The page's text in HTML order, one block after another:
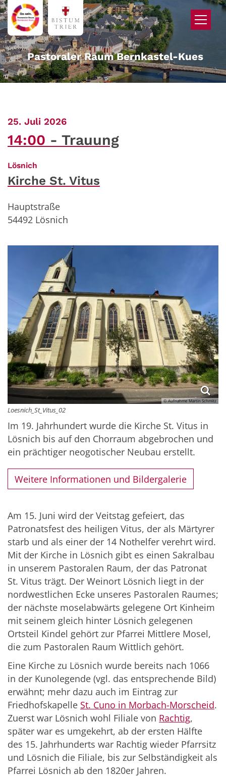
Zum Inhalt springen
Pastoraler Raum Bernkastel-Kues
25. Juli 2026:
14:00 Trauung
Lösnich
Kirche St. Vitus
Hauptstraße
54492 Lösnich
© Aufnahme Martin Schmitz
Loesnich_St_Vitus_02
Im 19. Jahrhundert wurde die Kirche St. Vitus in
Lösnich bis auf den Chorraum abgebrochen und
ein prächtiger neogotischer Neubau erstellt.
Weitere Informationen und Bildergalerie
Am 15. Juni wird der Veitstag gefeiert, das
Patronatsfest des heiligen Vitus, der als Märtyrer
starb und als einer der 14 Nothelfer verehrt wird.
Mit der Kirche in Lösnich gibt es einen Sakralbau
in unserem Pastoralen Raum, der das Patronat
St. Vitus trägt. Der Weinort Lösnich liegt in der
nordwestlichen Ecke unseres Pastoralen Raumes;
der nächste moselabwärts gelegene Ort Kinheim
mit seinem gleich hinter Lösnich gelegenen
Ortsteil Kindel gehört zur Pfarrei Mittlere Mosel,
die zum Pastoralen Raum Wittlich gehört.
Eine Kirche zu Lösnich wurde bereits nach 1066
in der Kunolegende (vgl. das entsprechende Bild)
erwähnt; mehr dazu auch im Eintrag zur
Friedhofskapelle St. Cuno in Morbach-Morscheid.
Zuerst war Lösnich wohl Filiale von Rachtig,
später war es umgekehrt, ab der ersten Hälfte
des 15. Jahrhunderts war Rachtig wieder Pfarrsitz
und Lösnich die Filiale, bis zur Selbständigkeit als
Pfarrei Lösnich ab den 1820er Jahren.